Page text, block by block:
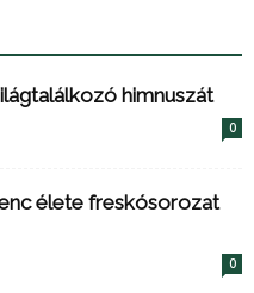
himnuszát
0
élete freskósorozat
0